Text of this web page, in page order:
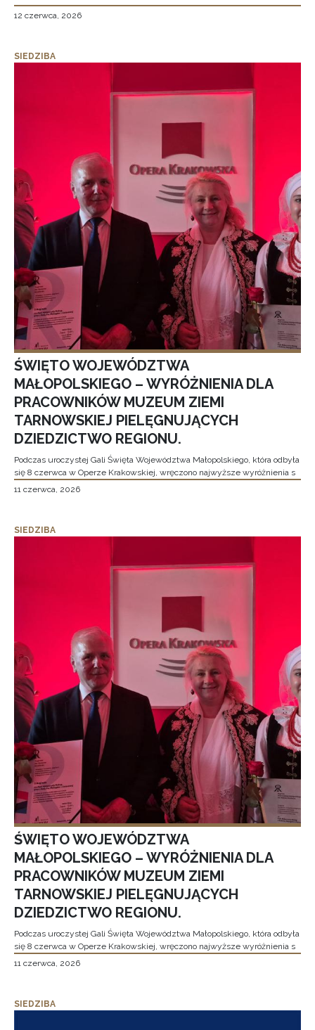
12 czerwca, 2026
SIEDZIBA
ŚWIĘTO WOJEWÓDZTWA
MAŁOPOLSKIEGO – WYRÓŻNIENIA DLA
PRACOWNIKÓW MUZEUM ZIEMI
TARNOWSKIEJ PIELĘGNUJĄCYCH
DZIEDZICTWO REGIONU.
Podczas uroczystej Gali Święta Województwa Małopolskiego, która odbyła
się 8 czerwca w Operze Krakowskiej, wręczono najwyższe wyróżnienia s
11 czerwca, 2026
SIEDZIBA
ŚWIĘTO WOJEWÓDZTWA
MAŁOPOLSKIEGO – WYRÓŻNIENIA DLA
PRACOWNIKÓW MUZEUM ZIEMI
TARNOWSKIEJ PIELĘGNUJĄCYCH
DZIEDZICTWO REGIONU.
Podczas uroczystej Gali Święta Województwa Małopolskiego, która odbyła
się 8 czerwca w Operze Krakowskiej, wręczono najwyższe wyróżnienia s
11 czerwca, 2026
SIEDZIBA